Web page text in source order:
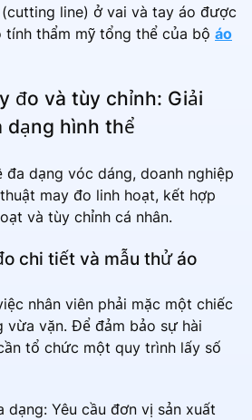
line) ở vai và tay áo được
tính thẩm mỹ tổng thể của bộ áo
đo và tùy chỉnh: Giải
dạng hình thể
dạng vóc dáng, doanh nghiệp
may đo linh hoạt, kết hợp
và tùy chỉnh cá nhân.
chi tiết và mẫu thử áo
nhân viên phải mặc một chiếc
vừa vặn. Để đảm bảo sự hài
tổ chức một quy trình lấy số
dạng: Yêu cầu đơn vị sản xuất